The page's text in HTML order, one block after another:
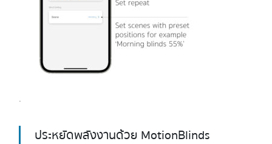
.
ประหยัดพลังงานด้วย MotionBlinds